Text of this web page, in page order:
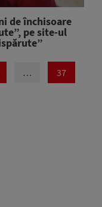
de închisoare
pe site-ul
… 37